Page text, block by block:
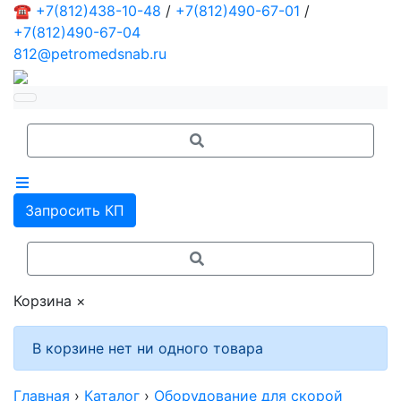
☎ +7(812)438-10-48 / +7(812)490-67-01 /
+7(812)490-67-04
812@petromedsnab.ru
Запросить КП
Корзина ×
В корзине нет ни одного товара
Главная › Каталог › Оборудование для скорой